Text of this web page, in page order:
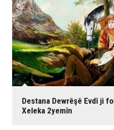
Destana Dewrêşê Evdî ji
Xeleka 2yemîn